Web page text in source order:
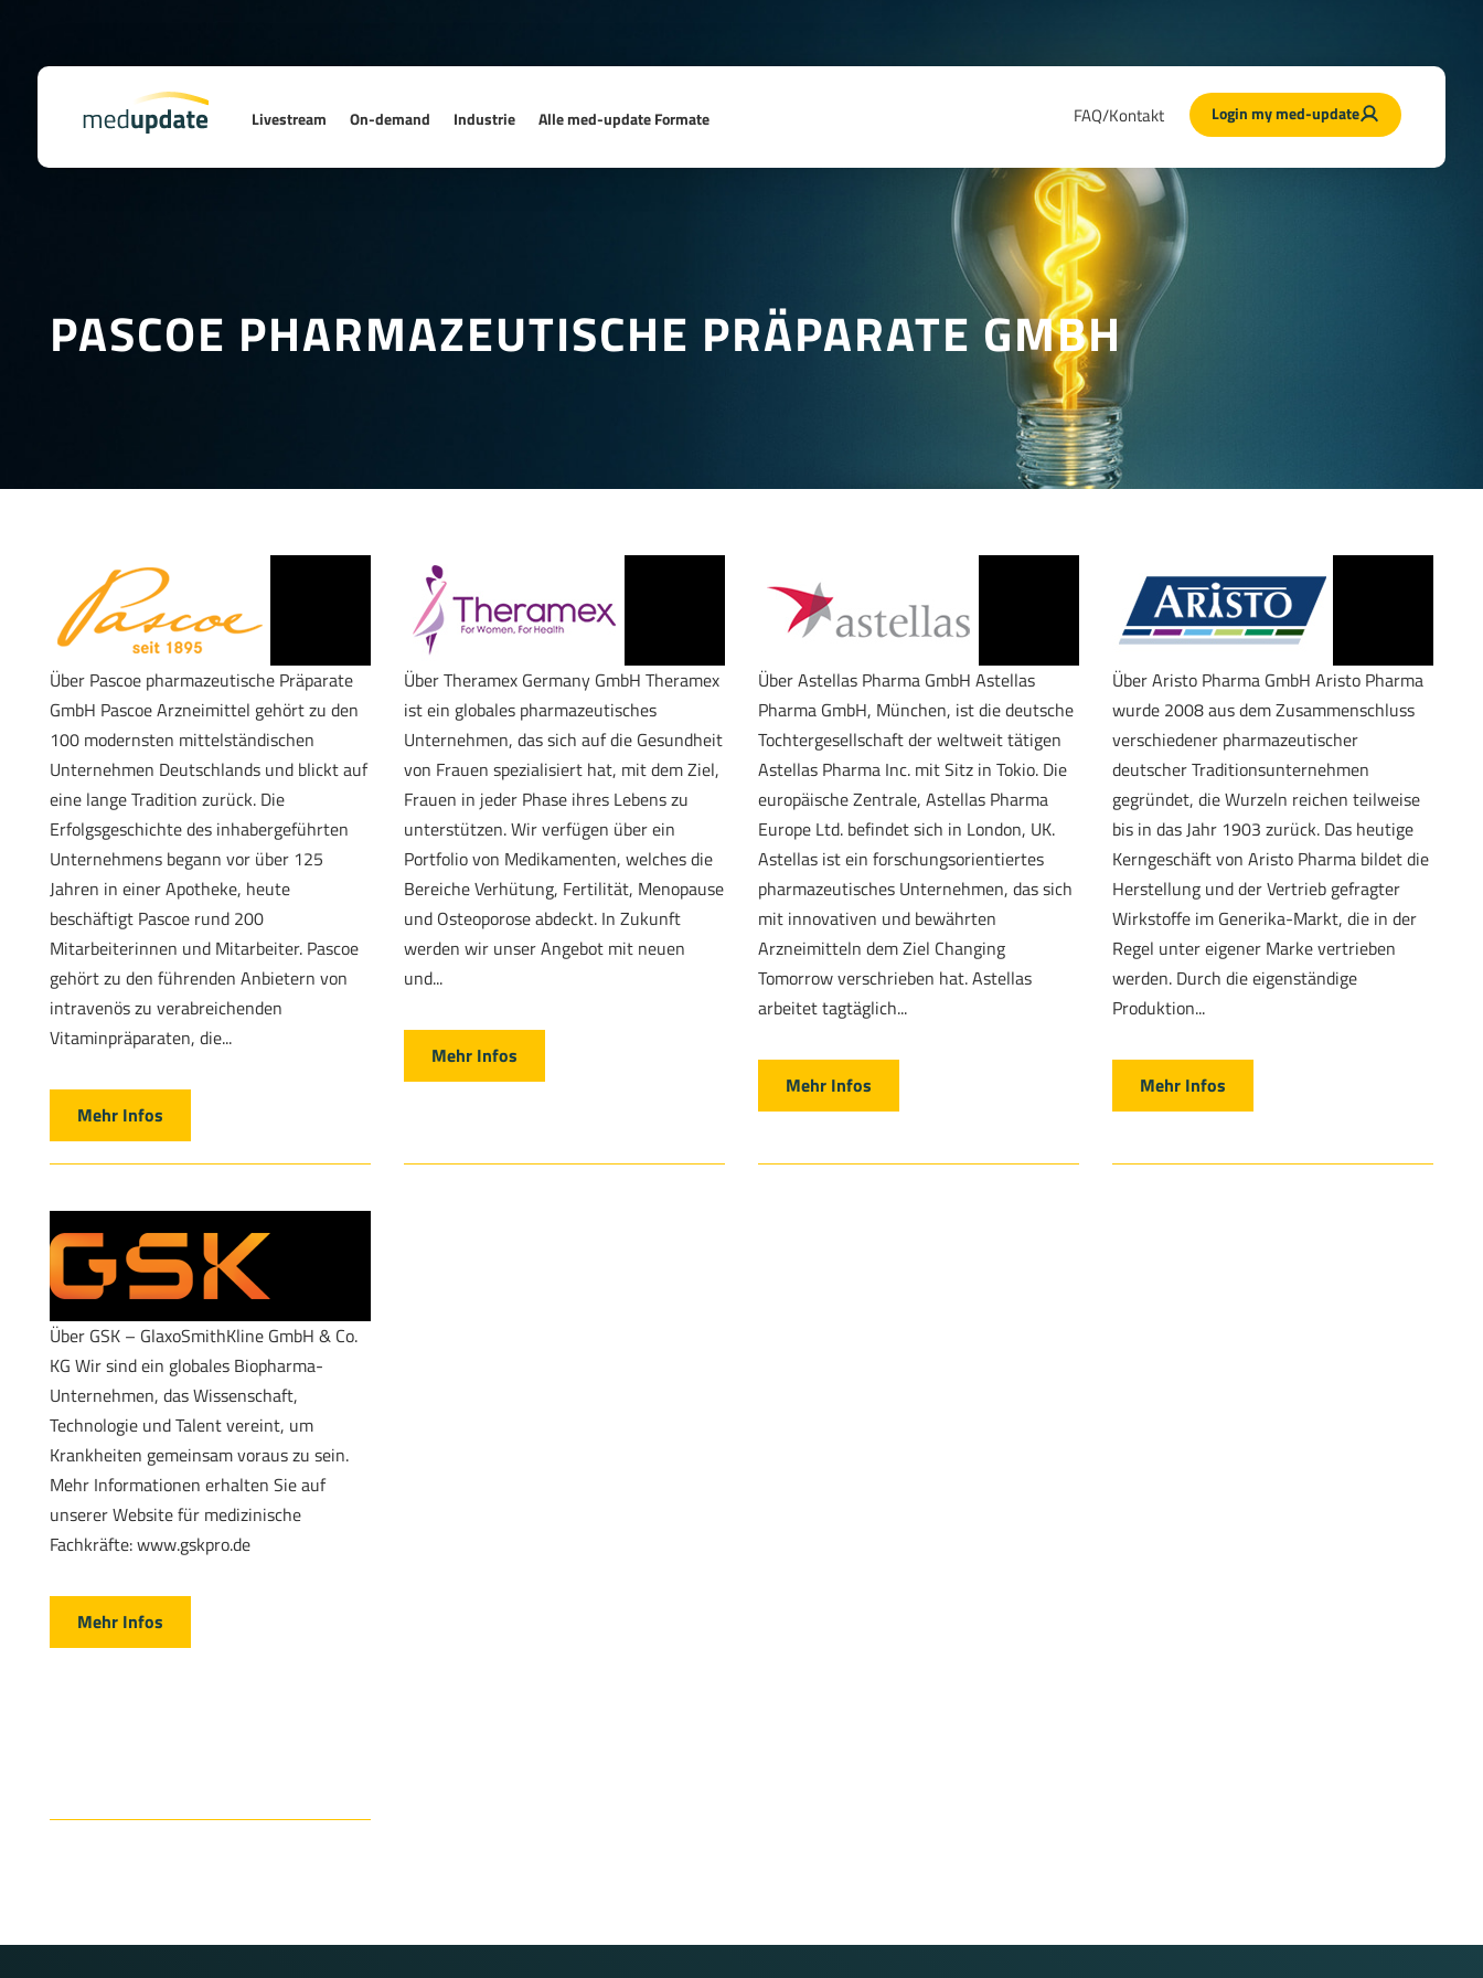
Livestream On-demand Industrie Alle med-update Formate FAQ/Kontakt Login my med-update
PASCOE PHARMAZEUTISCHE PRÄPARATE GMBH
Über Pascoe pharmazeutische Präparate
GmbH Pascoe Arzneimittel gehört zu den
100 modernsten mittelständischen
Unternehmen Deutschlands und blickt auf
eine lange Tradition zurück. Die
Erfolgsgeschichte des inhabergeführten
Unternehmens begann vor über 125
Jahren in einer Apotheke, heute
beschäftigt Pascoe rund 200
Mitarbeiterinnen und Mitarbeiter. Pascoe
gehört zu den führenden Anbietern von
intravenös zu verabreichenden
Vitaminpräparaten, die...
Mehr Infos
Über Theramex Germany GmbH Theramex
ist ein globales pharmazeutisches
Unternehmen, das sich auf die Gesundheit
von Frauen spezialisiert hat, mit dem Ziel,
Frauen in jeder Phase ihres Lebens zu
unterstützen. Wir verfügen über ein
Portfolio von Medikamenten, welches die
Bereiche Verhütung, Fertilität, Menopause
und Osteoporose abdeckt. In Zukunft
werden wir unser Angebot mit neuen
und...
Mehr Infos
Über Astellas Pharma GmbH Astellas
Pharma GmbH, München, ist die deutsche
Tochtergesellschaft der weltweit tätigen
Astellas Pharma Inc. mit Sitz in Tokio. Die
europäische Zentrale, Astellas Pharma
Europe Ltd. befindet sich in London, UK.
Astellas ist ein forschungsorientiertes
pharmazeutisches Unternehmen, das sich
mit innovativen und bewährten
Arzneimitteln dem Ziel Changing
Tomorrow verschrieben hat. Astellas
arbeitet tagtäglich...
Mehr Infos
Über Aristo Pharma GmbH Aristo Pharma
wurde 2008 aus dem Zusammenschluss
verschiedener pharmazeutischer
deutscher Traditionsunternehmen
gegründet, die Wurzeln reichen teilweise
bis in das Jahr 1903 zurück. Das heutige
Kerngeschäft von Aristo Pharma bildet die
Herstellung und der Vertrieb gefragter
Wirkstoffe im Generika-Markt, die in der
Regel unter eigener Marke vertrieben
werden. Durch die eigenständige
Produktion...
Mehr Infos
Über GSK – GlaxoSmithKline GmbH & Co.
KG Wir sind ein globales Biopharma-
Unternehmen, das Wissenschaft,
Technologie und Talent vereint, um
Krankheiten gemeinsam voraus zu sein.
Mehr Informationen erhalten Sie auf
unserer Website für medizinische
Fachkräfte: www.gskpro.de
Mehr Infos